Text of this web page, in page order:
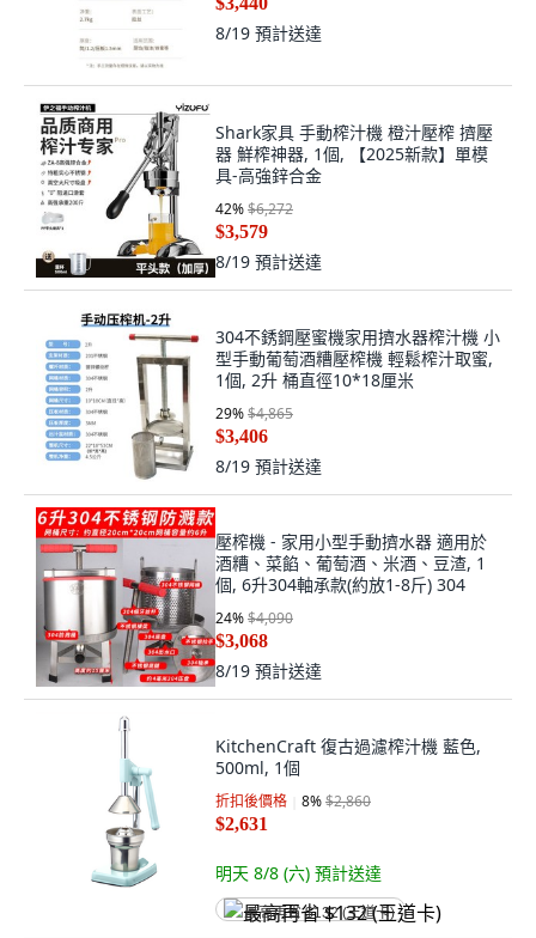
8/19 預計送達
Shark家具 手動榨汁機 橙汁壓榨 擠壓
器 鮮榨神器, 1個, 【2025新款】單模
具-高強鋅合金
42%$6,272
$3,579
8/19 預計送達
304不銹鋼壓蜜機家用擠水器榨汁機 小
型手動葡萄酒糟壓榨機 輕鬆榨汁取蜜,
1個, 2升 桶直徑10*18厘米
29%$4,865
$3,406
8/19 預計送達
壓榨機 - 家用小型手動擠水器 適用於
酒糟、菜餡、葡萄酒、米酒、豆渣, 1
個, 6升304軸承款(約放1-8斤) 304
24%$4,090
$3,068
8/19 預計送達
KitchenCraft 復古過濾榨汁機 藍色,
500ml, 1個
折扣後價格 8%$2,860
$2,631
明天 8/8 (六) 預計送達
最高再省 $132 (王道卡)